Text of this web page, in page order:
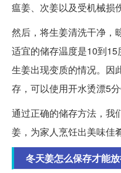
瘟姜、次姜以及受机械损
然后，将生姜清洗干净，
适宜的储存温度是10到
生姜出现变质的情况。因
存，可以使用开水烫漂5分
通过正确的储存方法，我
姜，为家人烹饪出美味佳肴
冬天姜怎么保存才能